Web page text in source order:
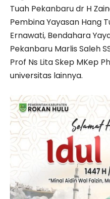
Tuah Pekanbaru dr H
Pembina Yayasan Hang
Ernawati, Bendahara
Pekanbaru Marlis Saleh
Prof Ns Lita Skep MKep
universitas lainnya.